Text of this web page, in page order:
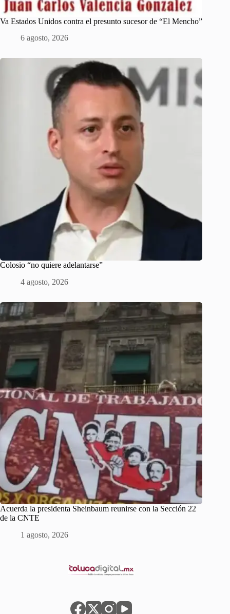
Va Estados Unidos contra el presunto sucesor de “El Mencho”
6 agosto, 2026
Colosio “no quiere adelantarse”
4 agosto, 2026
Acuerda la presidenta Sheinbaum reunirse con la Sección 22
de la CNTE
1 agosto, 2026